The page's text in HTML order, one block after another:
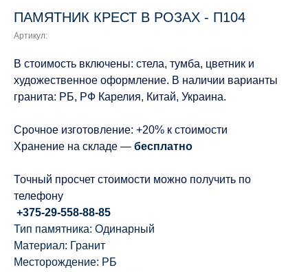
ПАМЯТНИК КРЕСТ В РОЗАХ - П104
Артикул:
В стоимость включены: стела, тумба, цветник и
художественное оформление. В наличии варианты
гранита: РБ, РФ Карелия, Китай, Украина.
Срочное изготовление: +20% к стоимости
Хранение на складе — бесплатно
Точный просчет стоимости можно получить по
телефону
+375-29-558-88-85
Тип памятника: Одинарный
Материал: Гранит
Месторождение: РБ